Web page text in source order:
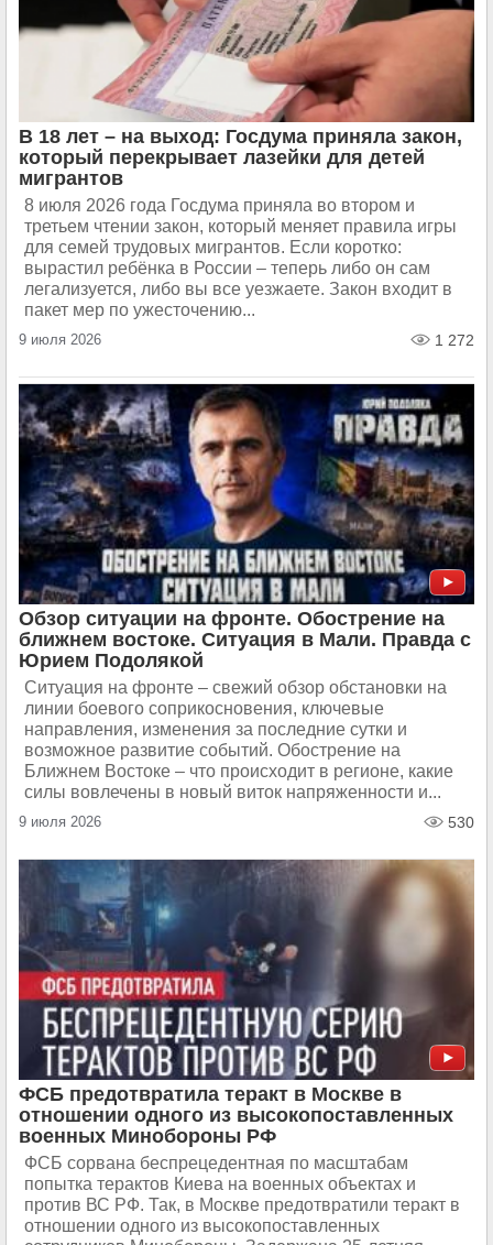
В 18 лет – на выход: Госдума приняла закон,
который перекрывает лазейки для детей
мигрантов
8 июля 2026 года Госдума приняла во втором и
третьем чтении закон, который меняет правила игры
для семей трудовых мигрантов. Если коротко:
вырастил ребёнка в России – теперь либо он сам
легализуется, либо вы все уезжаете. Закон входит в
пакет мер по ужесточению...
9 июля 2026 1 272
Обзор ситуации на фронте. Обострение на
ближнем востоке. Ситуация в Мали. Правда с
Юрием Подолякой
Ситуация на фронте – свежий обзор обстановки на
линии боевого соприкосновения, ключевые
направления, изменения за последние сутки и
возможное развитие событий. Обострение на
Ближнем Востоке – что происходит в регионе, какие
силы вовлечены в новый виток напряженности и...
9 июля 2026 530
ФСБ предотвратила теракт в Москве в
отношении одного из высокопоставленных
военных Минобороны РФ
ФСБ сорвана беспрецедентная по масштабам
попытка терактов Киева на военных объектах и
против ВС РФ. Так, в Москве предотвратили теракт в
отношении одного из высокопоставленных